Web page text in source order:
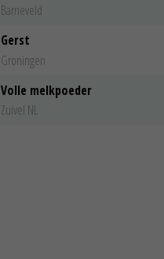
Barneveld
Gerst
Groningen
Volle melkpoeder
Zuivel NL